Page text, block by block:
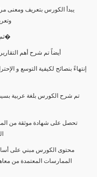
يبدأ الكورس بتعريف ومعنى
ثم يتطرّق الكورس للجزء الأساسي و هوا شرح لمها�
أيضاً تم شرح أهم
إنتهاءً بنصائح لكيفية التوسع و
تم شرح الكورس بلغة عربية
تحصل على شهادة موثقة من
محتوى الكورس مبني على
الممارسات المعتمدة من معاهد